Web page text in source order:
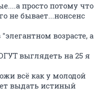
просто потому что
не бывает...нонсенс
возрасте, а
выглядеть на 25 я
всё как у молодой
выдать истиный